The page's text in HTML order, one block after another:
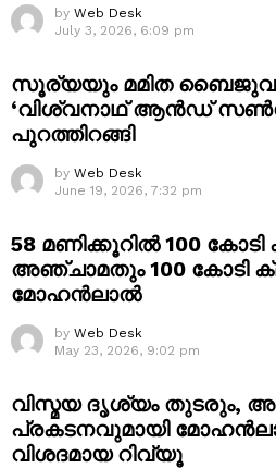
by Web Desk
July 3, 2026, 6:09 pm
സൂര്യയും മമിത ബൈജുവും
‘വിശ്വനാഥ് ആൻഡ് സൺസ്’;
പുറത്തിറങ്ങി
by Web Desk
June 19, 2026, 7:32 pm
58 മണിക്കൂറിൽ 100 കോടി
അഞ്ചാമതും 100 കോടി
മോഹൻലാൽ
by Web Desk
May 23, 2026, 9:02 pm
വിസ്മയ ദൃശ്യം തുടരും,
പ്രകടനവുമായി
വിശദമായ റിവ്യൂ